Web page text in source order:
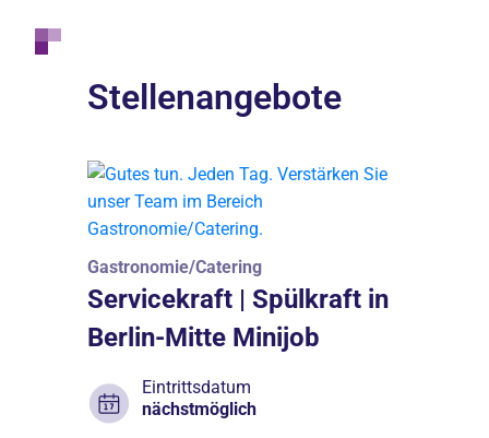
Stellenangebote
Gastronomie/Catering
Servicekraft | Spülkraft in
Berlin-Mitte Minijob
Eintrittsdatum
nächstmöglich